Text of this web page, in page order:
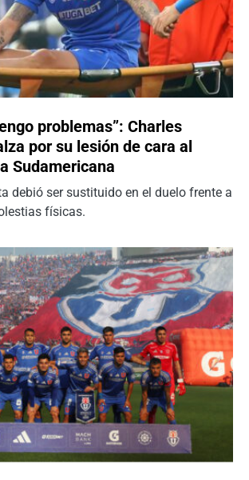
problemas”: Charles
por su lesión de cara al
Sudamericana
debió ser sustituido en el duelo frente a
físicas.